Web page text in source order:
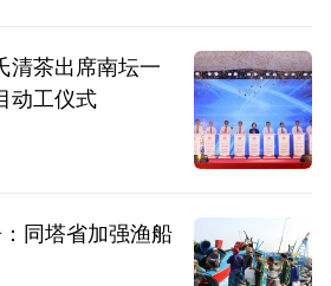
清茶出席南坛一
动工仪式
同塔省加强渔船